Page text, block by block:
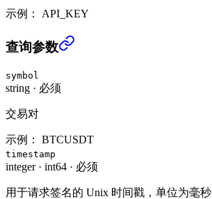
示例： API_KEY
撤销全部UM订单 (TRADE)
查询参数
symbol
string · 必须
交易对
示例： BTCUSDT
timestamp
integer· int64 · 必须
用于请求签名的 Unix 时间戳，单位为毫